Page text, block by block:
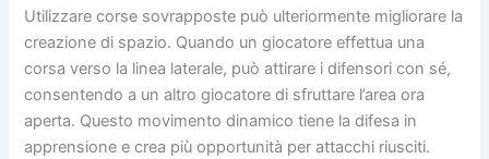
Utilizzare corse sovrapposte può ulteriormente migliorare la
creazione di spazio. Quando un giocatore effettua una
corsa verso la linea laterale, può attirare i difensori con sé,
consentendo a un altro giocatore di sfruttare l’area ora
aperta. Questo movimento dinamico tiene la difesa in
apprensione e crea più opportunità per attacchi riusciti.